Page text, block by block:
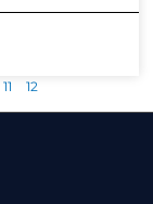
11 12